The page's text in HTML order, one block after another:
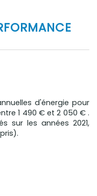
d'énergie pour
1 490 € et 2 050 € .
sur les années 2021,